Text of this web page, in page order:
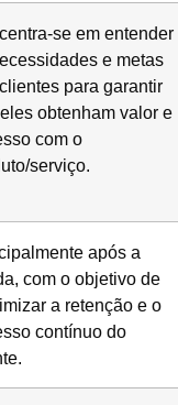
se em entender
e metas
para garantir
obtenham valor e
com o
serviço.
após a
com o objetivo de
a retenção e o
contínuo do